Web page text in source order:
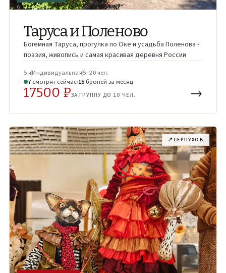
Таруса и Поленово
Богемная Таруса, прогулка по Оке и усадьба Поленова -
поэзия, живопись и самая красивая деревня России
5 чИндивидуальная5–20 чел.
6 смотрят сейчас 15 броней за месяц
17500 ₽ЗА ГРУППУ ДО 10 ЧЕЛ. →
📍СЕРПУХОВ